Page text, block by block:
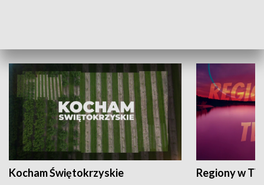
Kocham Świętokrzyskie Regiony w